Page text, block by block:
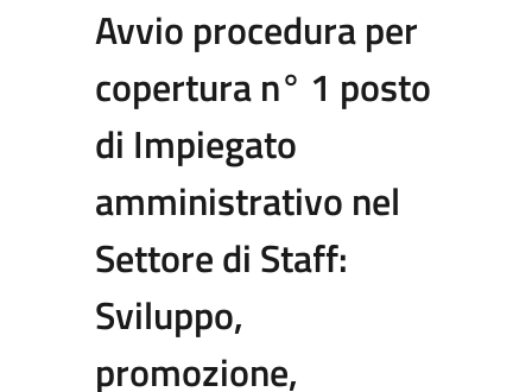
Avvio procedura per
copertura n° 1 posto
di Impiegato
amministrativo nel
Settore di Staff:
Sviluppo,
promozione,